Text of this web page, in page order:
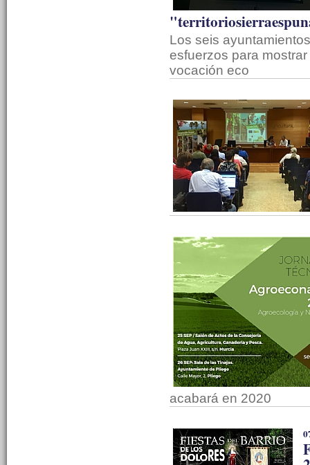
Los seis
esfuerzos para
vocación eco
acabará en 2020